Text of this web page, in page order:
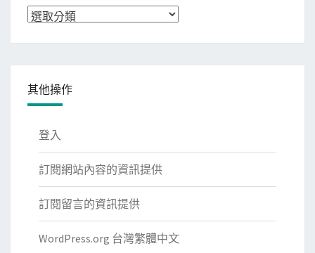
分
其他操作
登入
訂閱網站內容的資訊提供
訂閱留言的資訊提供
WordPress.org 台灣繁體中文